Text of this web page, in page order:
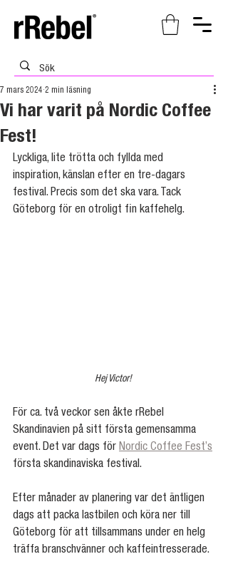
Vi har varit på Nordic Coffee
Fest!
7 mars 2024 2 min läsning
Lyckliga, lite trötta och fyllda med
inspiration, känslan efter en tre-dagars
festival. Precis som det ska vara. Tack
Göteborg för en otroligt fin kaffehelg.
Hej Victor!
För ca. två veckor sen åkte rRebel
Skandinavien på sitt första gemensamma
event. Det var dags för Nordic Coffee Fest’s
första skandinaviska festival.
Efter månader av planering var det äntligen
dags att packa lastbilen och köra ner till
Göteborg för att tillsammans under en helg
träffa branschvänner och kaffeintresserade.